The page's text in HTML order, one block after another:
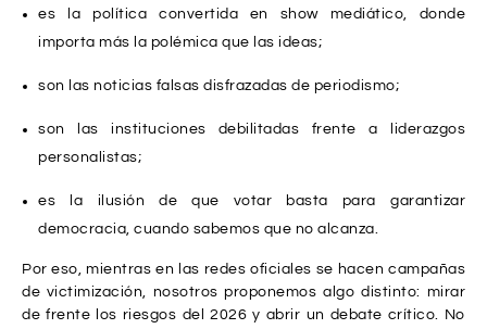
es la política convertida en show mediático, donde
importa más la polémica que las ideas;
son las noticias falsas disfrazadas de periodismo;
son las instituciones debilitadas frente a liderazgos
personalistas;
es la ilusión de que votar basta para garantizar
democracia, cuando sabemos que no alcanza.
Por eso, mientras en las redes oficiales se hacen campañas
de victimización, nosotros proponemos algo distinto: mirar
de frente los riesgos del 2026 y abrir un debate crítico. No